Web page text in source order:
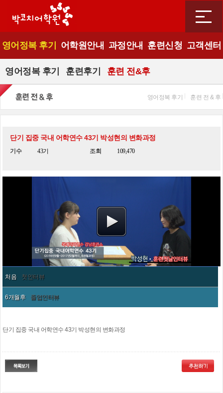
영어정복 후기 어학원안내 과정안내 훈련신청 고객센터
영어정복 후기 훈련후기 훈련 전&후
영어정복 후기 훈련 전 & 후
단기 집중 국내 어학연수 43기 박성현의 변화과정
기수 43기 조회 109,470
처음 첫인터뷰
6개월후 졸업인터뷰
단기 집중 국내 어학연수 43기 박성현의 변화과정